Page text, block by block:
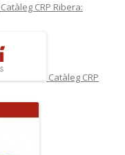
Catàleg CRP Ribera:
Catàleg CRP